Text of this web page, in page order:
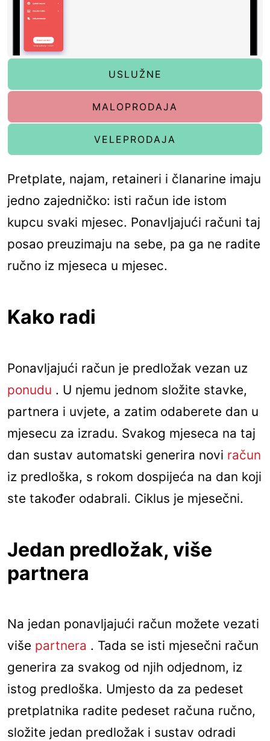
USLUŽNE
MALOPRODAJA
VELEPRODAJA
Pretplate, najam, retaineri i članarine imaju
jedno zajedničko: isti račun ide istom
kupcu svaki mjesec. Ponavljajući računi taj
posao preuzimaju na sebe, pa ga ne radite
ručno iz mjeseca u mjesec.
Kako radi
Ponavljajući račun je predložak vezan uz
ponudu . U njemu jednom složite stavke,
partnera i uvjete, a zatim odaberete dan u
mjesecu za izradu. Svakog mjeseca na taj
dan sustav automatski generira novi račun
iz predloška, s rokom dospijeća na dan koji
ste također odabrali. Ciklus je mjesečni.
Jedan predložak, više
partnera
Na jedan ponavljajući račun možete vezati
više partnera . Tada se isti mjesečni račun
generira za svakog od njih odjednom, iz
istog predloška. Umjesto da za pedeset
pretplatnika radite pedeset računa ručno,
složite jedan predložak i sustav odradi